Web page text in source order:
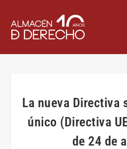
La nueva Directiva
único (Directiva
de 24 de